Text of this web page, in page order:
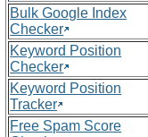
Bulk Google Index
Checker
Keyword Position
Checker
Keyword Position
Tracker
Free Spam Score